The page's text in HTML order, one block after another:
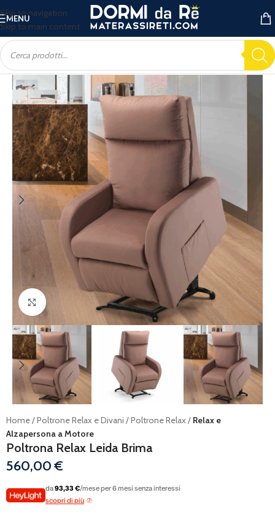
Skip to navigation
Skip to main content
MENU
Ingrandisci
Home Poltrone Relax e Divani Poltrone Relax
Relax e
Alzapersona a Motore
Poltrona Relax Leida Brima
560,00€
da93,33 €/mese per 6 mesi senza interessi
scopri di più